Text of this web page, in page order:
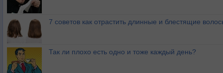
7 советов как отрастить длинные и блестящие
Так ли плохо есть одно и тоже каждый день?